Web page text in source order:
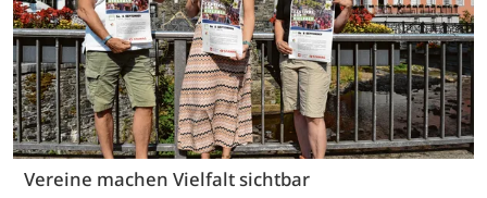
Vereine machen Vielfalt sichtbar